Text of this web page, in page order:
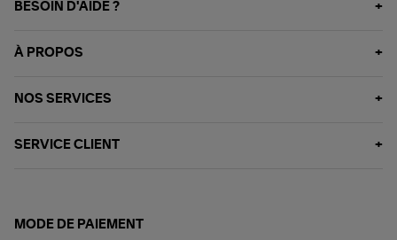
BESOIN D'AIDE ?
À PROPOS
NOS SERVICES
SERVICE CLIENT
MODE DE PAIEMENT